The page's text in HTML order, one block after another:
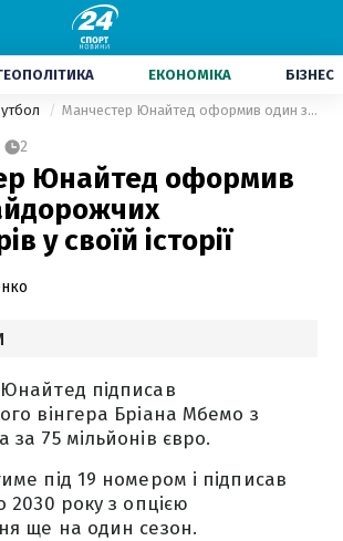
ЕКОНОМІКА БІЗНЕС
Манчестер Юнайтед оформив один з найдорожчих трансферів у своїй історії
2
Юнайтед оформив
у своїй історії
підписав
вінгера Бріана Мбемо з
75 мільйонів євро.
під 19 номером і підписав
2030 року з опцією
ще на один сезон.